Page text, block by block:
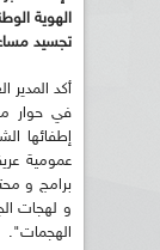
الهوية
تجسيد
أكد المدير
في حوار
عمومية
برامج و
و لهجات
الهجمات".